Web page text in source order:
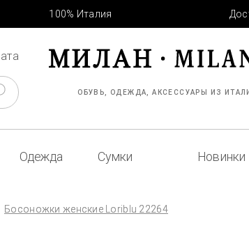
100% Италия
ОБУВЬ, ОДЕЖДА, АКСЕССУАРЫ ИЗ
Одежда Сумки Новинки
Босоножки женские Loriblu 22264